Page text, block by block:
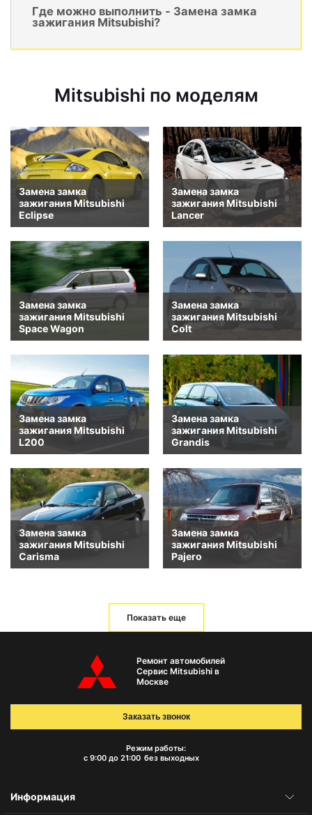
Где можно выполнить - Замена замка
зажигания Mitsubishi?
Mitsubishi по моделям
Замена замка
зажигания Mitsubishi
Eclipse
Замена замка
зажигания Mitsubishi
Lancer
Замена замка
зажигания Mitsubishi
Space Wagon
Замена замка
зажигания Mitsubishi
Colt
Замена замка
зажигания Mitsubishi
L200
Замена замка
зажигания Mitsubishi
Grandis
Замена замка
зажигания Mitsubishi
Carisma
Замена замка
зажигания Mitsubishi
Pajero
Показать еще
Ремонт автомобилей
Сервис Mitsubishi в
Москве
Режим работы:
с 9:00 до 21:00 без выходных
Заказать звонок
Информация